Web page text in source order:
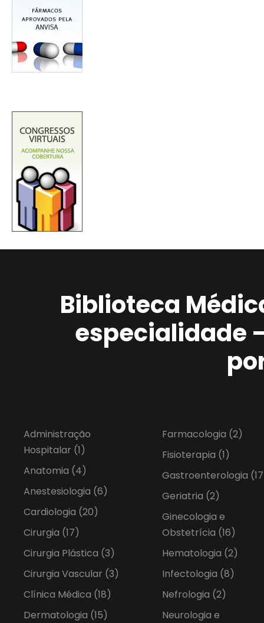
Biblioteca
especialidade
Administração
Hospitalar (1)
Anatomia (4)
Anestesiologia (6)
Cardiologia (20)
Cirurgia (17)
Cirurgia Plástica (3)
Cirurgia Vascular (3)
Clínica Médica (18)
Dermatologia (15)
Farmacologia (2)
Fisioterapia (1)
Gastroenterologia
Geriatria (2)
Ginecologia e
Obstetrícia (16)
Hematologia (2)
Infectologia (8)
Nefrologia (2)
Neurologia e